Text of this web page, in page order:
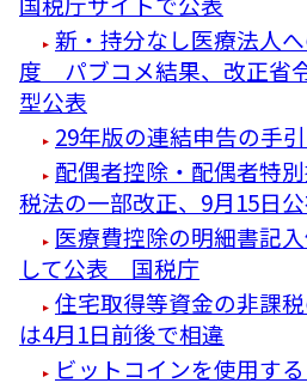
新・持分なし医療法人
度 パブコメ結果、改正省
型公表
29年版の連結申告の手
配偶者控除・配偶者特
税法の一部改正、9月15日
医療費控除の明細書記
して公表 国税庁
住宅取得等資金の非課
は4月1日前後で相違
ビットコインを使用す